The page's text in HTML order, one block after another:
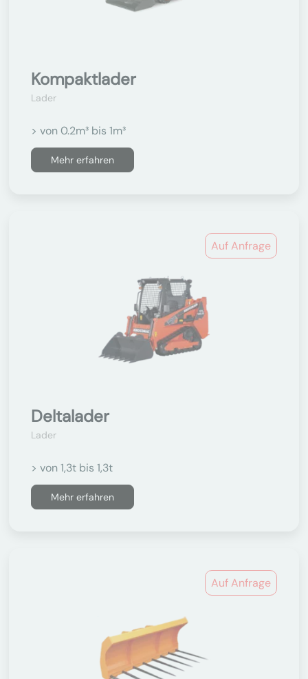
Kompaktlader
Lader
> von 0.2m³ bis 1m³
Mehr erfahren
Auf Anfrage
Deltalader
Lader
> von 1,3t bis 1,3t
Mehr erfahren
Auf Anfrage